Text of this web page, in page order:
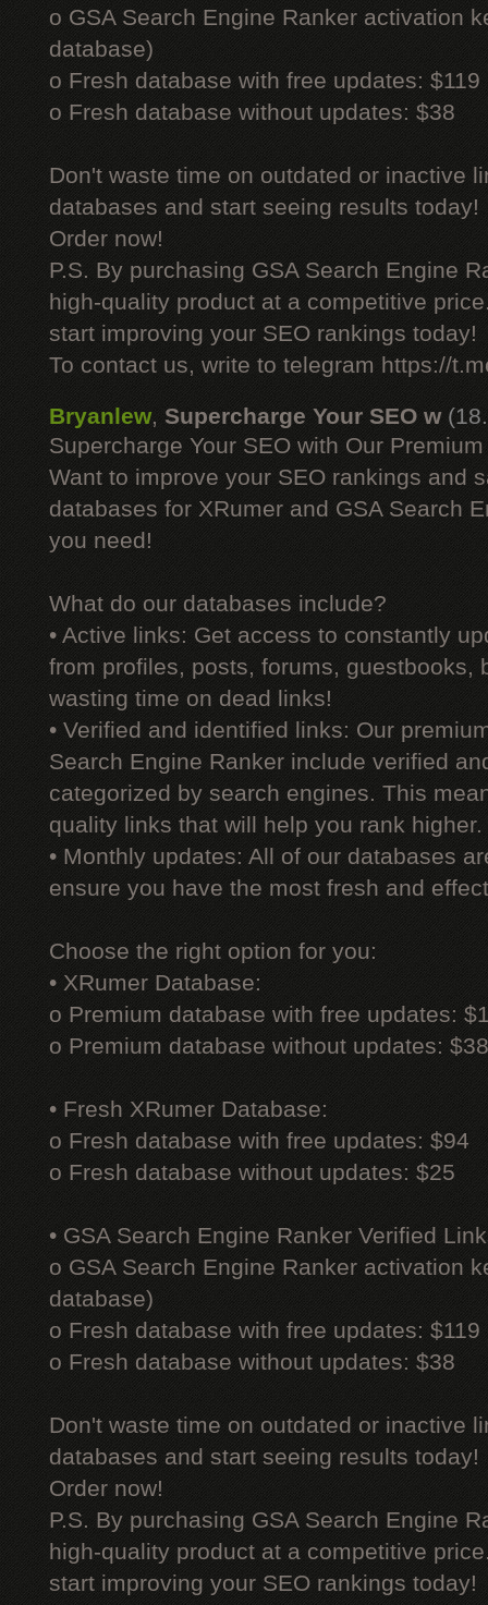
o GSA Search Engine Ranker activation
database)
o Fresh database with free updates: $119
o Fresh database without updates: $38
Don't waste time on outdated or inactive
databases and start seeing results today!
Order now!
P.S. By purchasing GSA Search Engine
high-quality product at a competitive
start improving your SEO rankings today!
To contact us, write to telegram https://
Bryanlew,Supercharge Your SEO w
Supercharge Your SEO with Our
Want to improve your SEO rankings and
databases for XRumer and GSA Search
you need!
What do our databases include?
• Active links: Get access to constantly
from profiles, posts, forums, guestbooks,
wasting time on dead links!
• Verified and identified links: Our
Search Engine Ranker include verified
categorized by search engines. This
quality links that will help you rank higher.
• Monthly updates: All of our databases
ensure you have the most fresh and
Choose the right option for you:
• XRumer Database:
o Premium database with free updates:
o Premium database without updates: $38
• Fresh XRumer Database:
o Fresh database with free updates: $94
o Fresh database without updates: $25
• GSA Search Engine Ranker Verified
o GSA Search Engine Ranker activation
database)
o Fresh database with free updates: $119
o Fresh database without updates: $38
Don't waste time on outdated or inactive
databases and start seeing results today!
Order now!
P.S. By purchasing GSA Search Engine
high-quality product at a competitive
start improving your SEO rankings today!